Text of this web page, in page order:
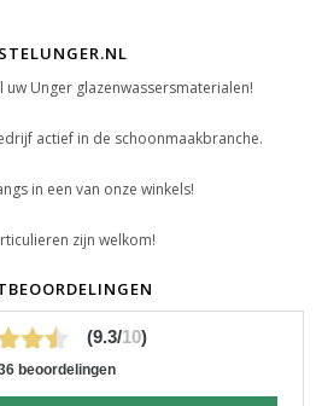
uw Unger glazenwassersmaterialen!
actief in de schoonmaakbranche.
in een van onze winkels!
zijn welkom!
(9.3/10)
beoordelingen